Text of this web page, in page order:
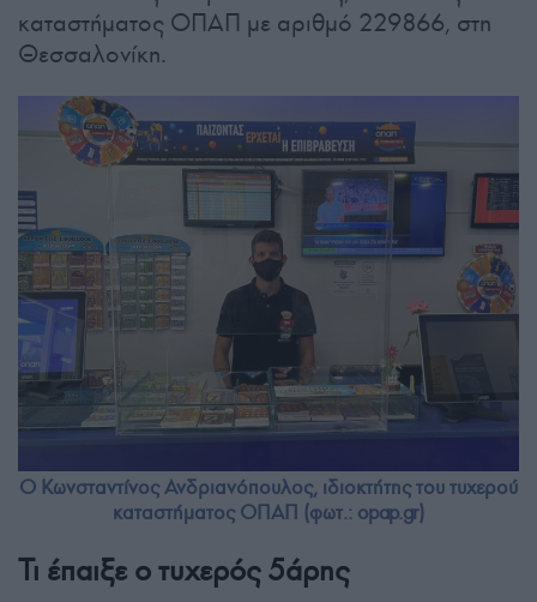
καταστήματος ΟΠΑΠ με αριθμό 229866, στη
Θεσσαλονίκη.
Ο Κωνσταντίνος Ανδριανόπουλος, ιδιοκτήτης του τυχερού
καταστήματος ΟΠΑΠ (φωτ.: opap.gr)
Τι έπαιξε ο τυχερός 5άρης